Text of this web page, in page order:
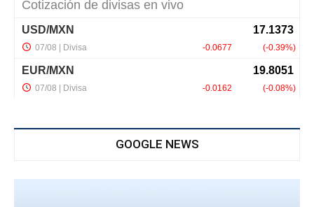
GOOGLE NEWS